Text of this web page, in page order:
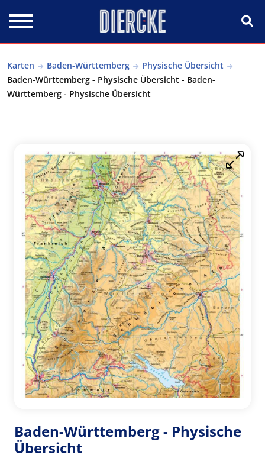
Karten Baden-Württemberg
Physische Übersicht
Baden-Württemberg - Physische Übersicht - Baden-
Württemberg - Physische Übersicht
Baden-Württemberg - Physische
Übersicht